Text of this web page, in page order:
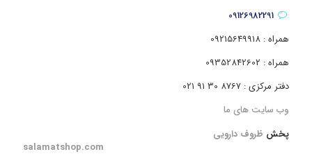
09126982291
همراه : 09215649918
همراه : 09352842602
دفتر مرکزی : 8767 30 91 021
وب سایت های ما
پخش ظروف دارویی
salamatshop.com